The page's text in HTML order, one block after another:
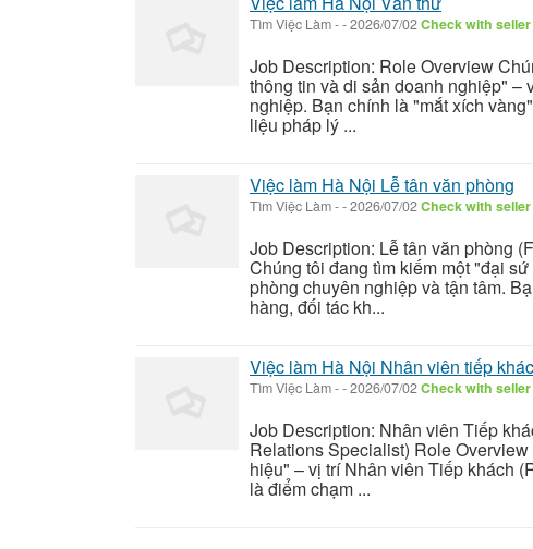
Tìm Việc Làm--2026/07/02Check with seller
Job Description: Role Overview
thông tin và di sản doanh nghiệp" –
nghiệp. Bạn chính là "mắt xích
liệu pháp lý ...
Việc làm Hà Nội Lễ tân văn phòng
Tìm Việc Làm--2026/07/02Check with seller
Job Description: Lễ tân văn phòng
Chúng tôi đang tìm kiếm một "đại
phòng chuyên nghiệp và tận tâm.
hàng, đối tác kh...
Việc làm Hà Nội Nhân viên tiếp
Tìm Việc Làm--2026/07/02Check with seller
Job Description: Nhân viên Tiếp
Relations Specialist) Role
hiệu" – vị trí Nhân viên Tiếp khách
là điểm chạm ...